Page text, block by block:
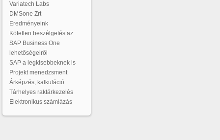
Variatech Labs
DMSone Zrt
Eredményeink
Kötetlen beszélgetés az
SAP Business One
lehetőségeiről
SAP a legkisebbeknek is
Projekt menedzsment
Árképzés, kalkuláció
Tárhelyes raktárkezelés
Elektronikus számlázás